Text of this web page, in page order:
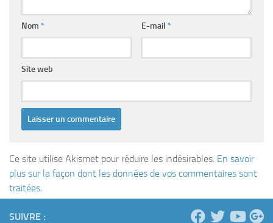
Nom * E-mail *
Site web
Ce site utilise Akismet pour réduire les indésirables. En savoir
plus sur la façon dont les données de vos commentaires sont
traitées.
SUIVRE :